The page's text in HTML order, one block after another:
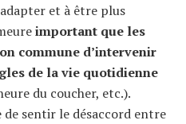
et à être plus
important que les
commune d’intervenir
de la vie quotidienne
du coucher, etc.).
sentir le désaccord entre